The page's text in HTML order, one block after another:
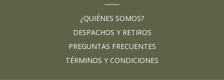
¿QUIÉNES SOMOS?
DESPACHOS Y RETIROS
PREGUNTAS FRECUENTES
TÉRMINOS Y CONDICIONES